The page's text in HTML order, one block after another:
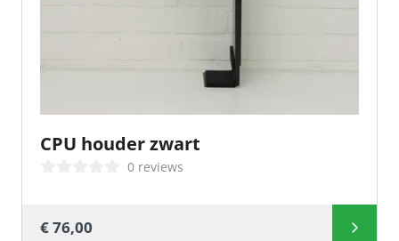
CPU houder zwart
0 reviews
€ 76,00